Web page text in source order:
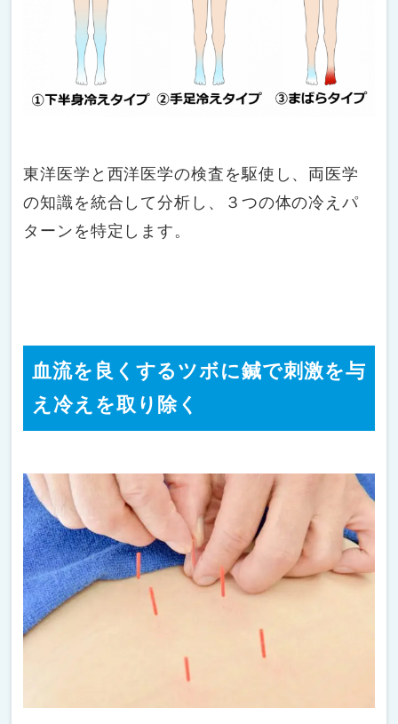
東洋医学と西洋医学の検査を駆使し、両医学
の知識を統合して分析し、３つの体の冷えパ
ターンを特定します。
血流を良くするツボに鍼で刺激を与
え冷えを取り除く